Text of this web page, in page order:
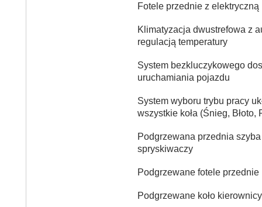
Fotele przednie z
Klimatyzacja dwustrefowa z
regulacją temperatury
System bezkluczykowego
uruchamiania pojazdu
System wyboru trybu pracy
wszystkie koła (Śnieg, Błoto,
Podgrzewana przednia
spryskiwaczy
Podgrzewane fotele przednie
Podgrzewane koło kierownicy